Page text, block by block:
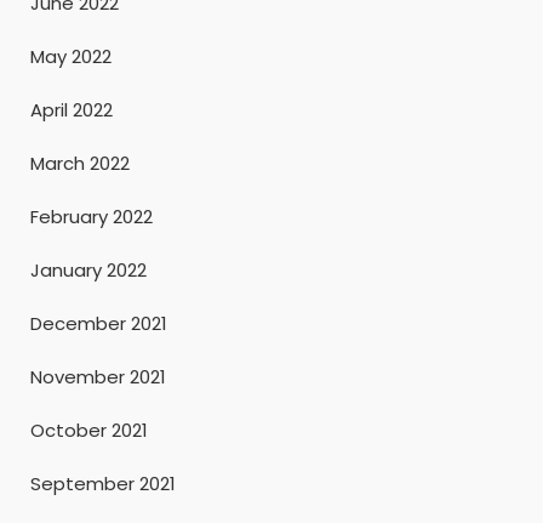
May 2022
April 2022
March 2022
February 2022
January 2022
December 2021
November 2021
October 2021
September 2021